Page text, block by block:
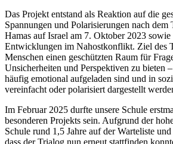
Das Projekt entstand als Reaktion auf die
Spannungen und Polarisierungen nach dem
Hamas auf Israel am 7. Oktober 2023
Entwicklungen im Nahostkonflikt. Ziel des
Menschen einen geschützten Raum für
Unsicherheiten und Perspektiven zu bieten
häufig emotional aufgeladen sind und in
vereinfacht oder polarisiert dargestellt
Im Februar 2025 durfte unsere Schule
besonderen Projekts sein. Aufgrund der
Schule rund 1,5 Jahre auf der Warteliste